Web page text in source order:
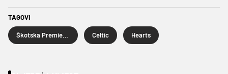
TAGOVI
Celtic Hearts